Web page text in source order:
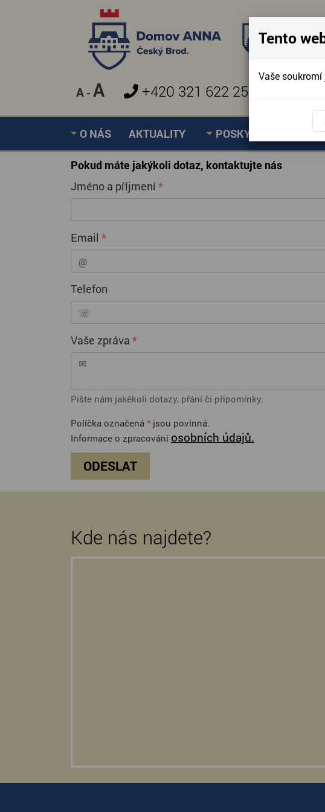
A - A +420 321 622 257
O NÁS AKTUALITY POSKYTOVANÉ
Pokud máte jakýkoli dotaz, kontaktujte nás
Jméno a příjmení*
Email *
Telefon
Vaše zpráva *
Pište nám jakékoli dotazy, přání či připomínky.
Políčka označená * jsou povinná.
Informace o zpracování osobních údajů.
ODESLAT
Kde nás najdete?
Tento
Vaše